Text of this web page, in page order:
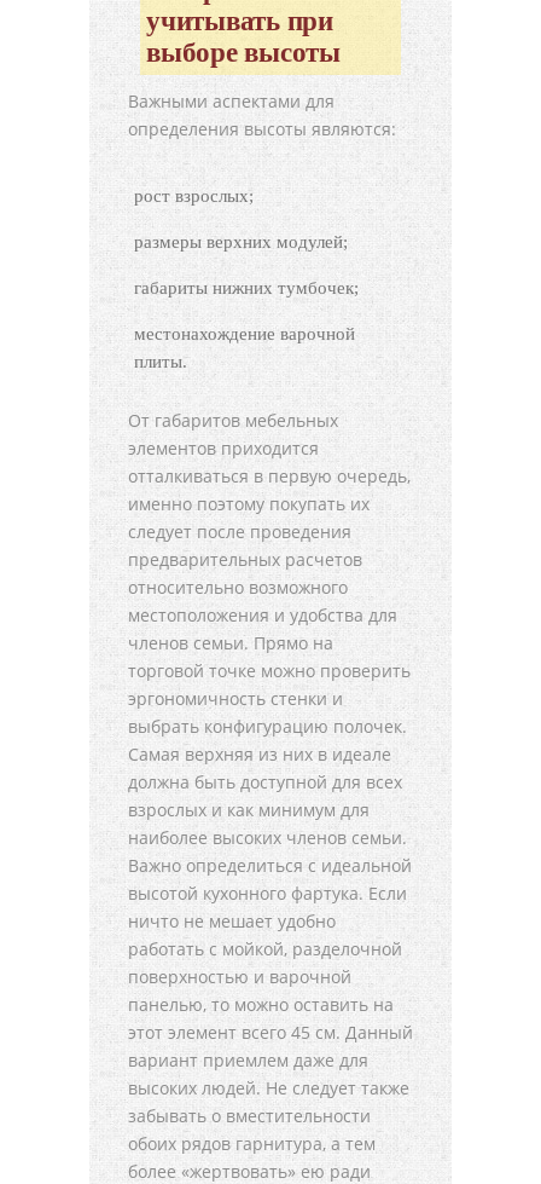
учитывать при
выборе высоты
Важными аспектами для
определения высоты являются:
рост взрослых;
размеры верхних модулей;
габариты нижних тумбочек;
местонахождение варочной
плиты.
От габаритов мебельных
элементов приходится
отталкиваться в первую очередь,
именно поэтому покупать их
следует после проведения
предварительных расчетов
относительно возможного
местоположения и удобства для
членов семьи. Прямо на
торговой точке можно проверить
эргономичность стенки и
выбрать конфигурацию полочек.
Самая верхняя из них в идеале
должна быть доступной для всех
взрослых и как минимум для
наиболее высоких членов семьи.
Важно определиться с идеальной
высотой кухонного фартука. Если
ничто не мешает удобно
работать с мойкой, разделочной
поверхностью и варочной
панелью, то можно оставить на
этот элемент всего 45 см. Данный
вариант приемлем даже для
высоких людей. Не следует также
забывать о вместительности
обоих рядов гарнитура, а тем
более «жертвовать» ею ради